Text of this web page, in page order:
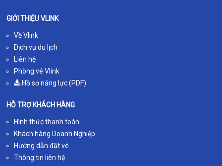
GIỚI THIỆU VLINK
Về Vlink
Dịch vụ du lịch
Liên hệ
Phòng vé Vlink
Hồ sơ năng lực (PDF)
HỖ TRỢ KHÁCH HÀNG
Hình thức thanh toán
Khách hàng Doanh Nghiệp
Hướng dẫn đặt vé
Thông tin liên hệ